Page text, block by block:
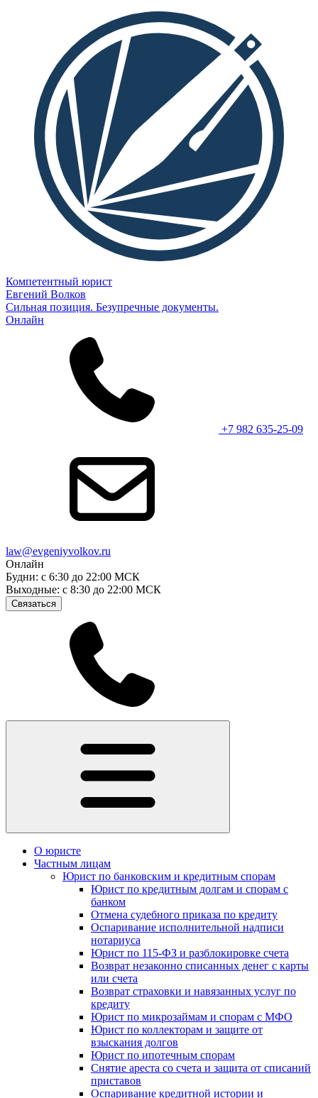
Компетентный юрист
Евгений Волков
Сильная позиция. Безупречные документы.
Онлайн
+7 982 635-25-09
law@evgeniyvolkov.ru
Онлайн
Будни: с 6:30 до 22:00 МСК
Выходные: с 8:30 до 22:00 МСК
Связаться
О юристе
Частным лицам
Юрист по банковским и кредитным спорам
Юрист по кредитным долгам и спорам с
банком
Отмена судебного приказа по кредиту
Оспаривание исполнительной надписи
нотариуса
Юрист по 115-ФЗ и разблокировке счета
Возврат незаконно списанных денег с карты
или счета
Возврат страховки и навязанных услуг по
кредиту
Юрист по микрозаймам и спорам с МФО
Юрист по коллекторам и защите от
взыскания долгов
Юрист по ипотечным спорам
Снятие ареста со счета и защита от списаний
приставов
Оспаривание кредитной истории и